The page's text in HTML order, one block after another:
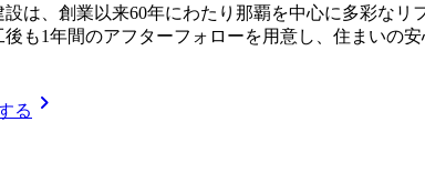
は、創業以来60年にわたり那覇を中心に多彩な
も1年間のアフターフォローを用意し、住まいの
る chevron_right